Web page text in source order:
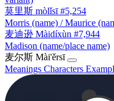
莫里斯 mòlǐsī #5,254
Morris (name) / Maurice
麦迪逊 Màidíxùn #7,944
Madison (name/place name)
麦尔斯 Mài'ěrsī
Meanings Characters